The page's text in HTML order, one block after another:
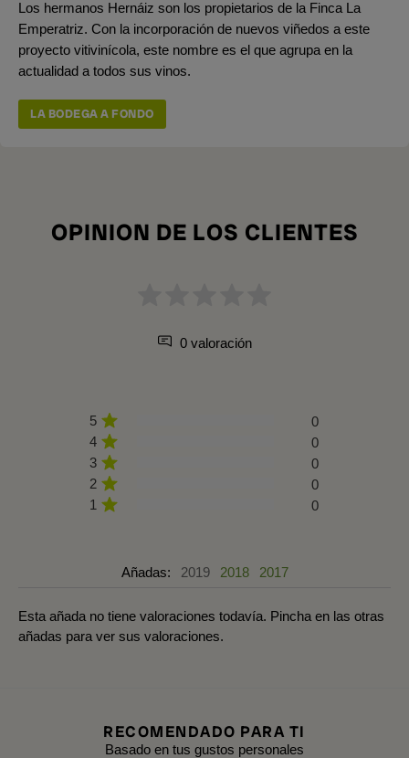
Los hermanos Hernáiz son los propietarios de la Finca La
Emperatriz. Con la incorporación de nuevos viñedos a este
proyecto vitivinícola, este nombre es el que agrupa en la
actualidad a todos sus vinos.
LA BODEGA A FONDO
OPINION DE LOS CLIENTES
0 valoración
5
0
4
0
3
0
2
0
1
0
Añadas: 2019 2018 2017
Esta añada no tiene valoraciones todavía. Pincha en las otras
añadas para ver sus valoraciones.
RECOMENDADO PARA TI
Basado en tus gustos personales